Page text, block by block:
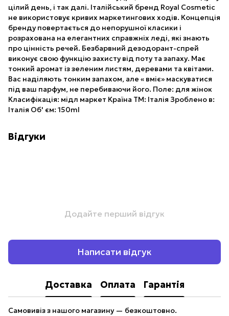
цілий день, і так далі. Італійський бренд Royal Cosmetic
не використовує кривих маркетингових ходів. Концепція
бренду повертається до непорушної класики і
розрахована на елегантних справжніх леді, які знають
про цінність речей. Безбарвний дезодорант-спрей
виконує свою функцію захисту від поту та запаху. Має
тонкий аромат із зеленим листям, деревами та квітами.
Вас наділяють тонким запахом, але « вміє» маскуватися
під ваш парфум, не перебиваючи його. Поле: для жінок
Класифікація: мідл маркет Країна ТМ: Італія Зроблено в:
Італія Об' єм: 150ml
Відгуки
Додайте перший відгук
Написати відгук
Доставка Оплата Гарантія
Самовивіз з нашого магазину — безкоштовно.